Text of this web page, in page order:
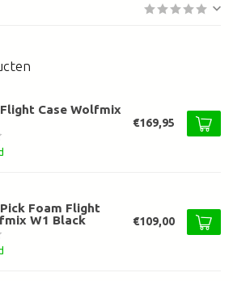
Case Wolfmix
€169,95
Foam Flight
W1 Black
€109,00